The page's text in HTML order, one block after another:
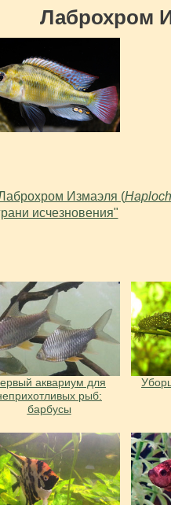
Лаброхром
Измаэля (
исчезновения"
аквариум для
рыб:
барбусы